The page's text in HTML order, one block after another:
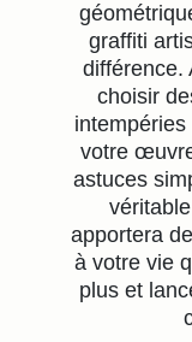
graffiti
différence.
choisir
votre
astuces
apportera
à votre vie
plus et